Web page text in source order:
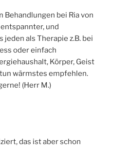
Behandlungen bei Ria von
und
jeden als Therapie z.B. bei
oder einfach
Körper, Geist
wärmstes empfehlen.
(Herr M.)
das ist aber schon